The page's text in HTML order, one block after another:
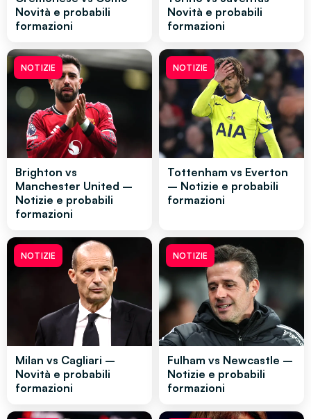
Novità e probabili
formazioni
Novità e probabili
formazioni
NOTIZIE
Brighton vs
Manchester United –
Notizie e probabili
formazioni
NOTIZIE
Tottenham vs Everton
– Notizie e probabili
formazioni
NOTIZIE
Milan vs Cagliari –
Novità e probabili
formazioni
NOTIZIE
Fulham vs Newcastle –
Notizie e probabili
formazioni